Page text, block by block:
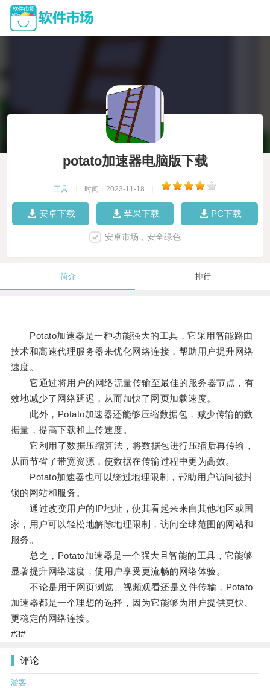
potato加速器电脑版下载
工具 时间：2023-11-18
安卓下载 苹果下载 PC下载
安卓市场，安全绿色
简介 排行
Potato加速器是一种功能强大的工具，它采用智能路由
技术和高速代理服务器来优化网络连接，帮助用户提升网络
速度。
它通过将用户的网络流量传输至最佳的服务器节点，有
效地减少了网络延迟，从而加快了网页加载速度。
此外，Potato加速器还能够压缩数据包，减少传输的数
据量，提高下载和上传速度。
它利用了数据压缩算法，将数据包进行压缩后再传输，
从而节省了带宽资源，使数据在传输过程中更为高效。
Potato加速器也可以绕过地理限制，帮助用户访问被封
锁的网站和服务。
通过改变用户的IP地址，使其看起来来自其他地区或国
家，用户可以轻松地解除地理限制，访问全球范围的网站和
服务。
总之，Potato加速器是一个强大且智能的工具，它能够
显著提升网络速度，使用户享受更流畅的网络体验。
不论是用于网页浏览、视频观看还是文件传输，Potato
加速器都是一个理想的选择，因为它能够为用户提供更快、
更稳定的网络连接。
#3#
评论
游客